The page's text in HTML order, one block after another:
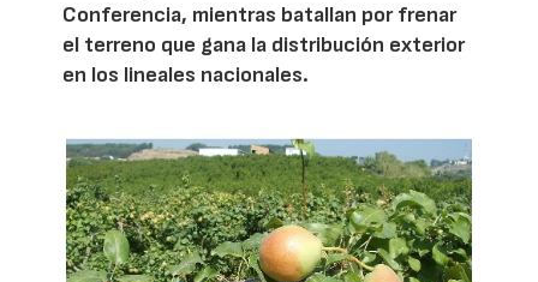
Conferencia, mientras batallan por frenar
el terreno que gana la distribución exterior
en los lineales nacionales.